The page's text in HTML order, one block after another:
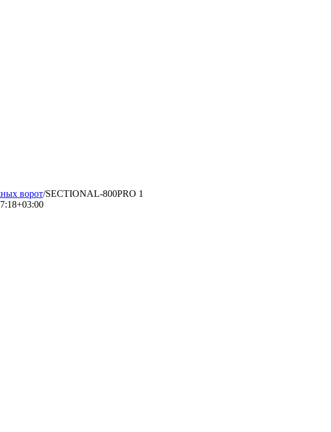
ворот/SECTIONAL-800PRO 1